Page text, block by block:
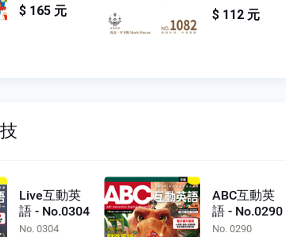
$ 165 元 $ 112 元
Live互動英
語 - No.0304
No. 0304
ABC互動英
語 - No.0290
No. 0290